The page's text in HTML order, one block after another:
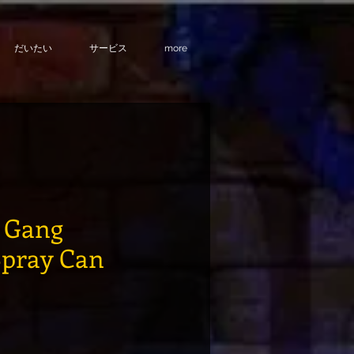
だいたい サービス more
Can